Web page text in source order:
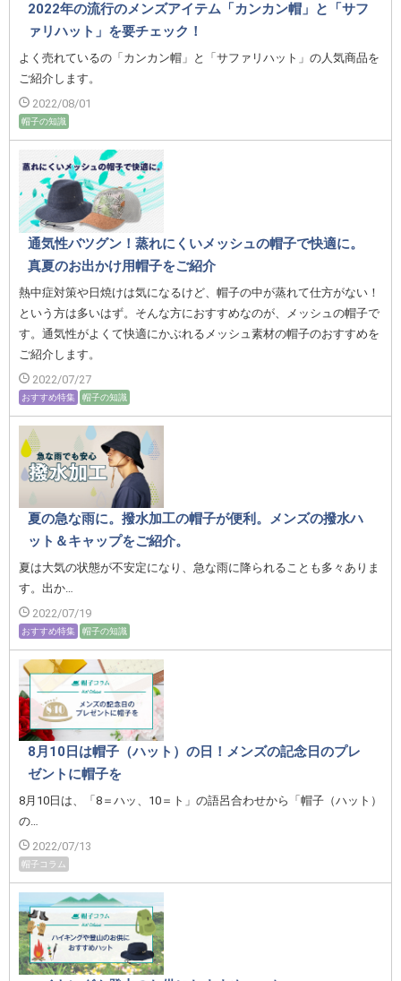
2022年の流行のメンズアイテム「カンカン帽」と「サフ
ァリハット」を要チェック！
よく売れているの「カンカン帽」と「サファリハット」の人気商品を
ご紹介します。
2022/08/01
帽子の知識
通気性バツグン！蒸れにくいメッシュの帽子で快適に。
真夏のお出かけ用帽子をご紹介
熱中症対策や日焼けは気になるけど、帽子の中が蒸れて仕方がない！
という方は多いはず。そんな方におすすめなのが、メッシュの帽子で
す。通気性がよくて快適にかぶれるメッシュ素材の帽子のおすすめを
ご紹介します。
2022/07/27
おすすめ特集 帽子の知識
夏の急な雨に。撥水加工の帽子が便利。メンズの撥水ハ
ット＆キャップをご紹介。
夏は大気の状態が不安定になり、急な雨に降られることも多々ありま
す。出か…
2022/07/19
おすすめ特集 帽子の知識
8月10日は帽子（ハット）の日！メンズの記念日のプレ
ゼントに帽子を
8月10日は、「8＝ハッ、10＝ト」の語呂合わせから「帽子（ハット）
の…
2022/07/13
帽子コラム